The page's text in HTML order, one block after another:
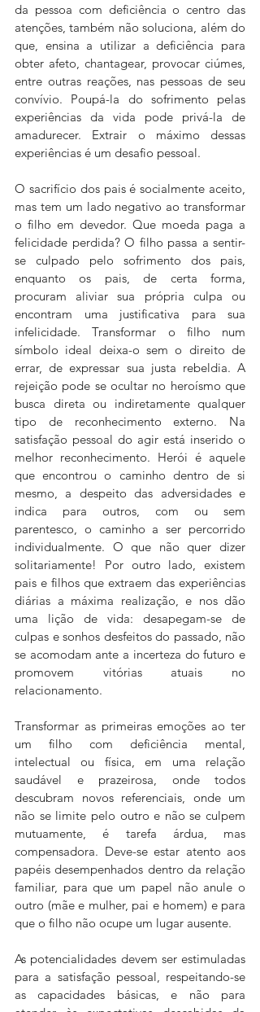
da pessoa com deficiência o centro das
atenções, também não soluciona, além do
que, ensina a utilizar a deficiência para
obter afeto, chantagear, provocar ciúmes,
entre outras reações, nas pessoas de seu
convívio. Poupá-la do sofrimento pelas
experiências da vida pode privá-la de
amadurecer. Extrair o máximo dessas
experiências é um desafio pessoal.
O sacrifício dos pais é socialmente aceito,
mas tem um lado negativo ao transformar
o filho em devedor. Que moeda paga a
felicidade perdida? O filho passa a sentir-
se culpado pelo sofrimento dos pais,
enquanto os pais, de certa forma,
procuram aliviar sua própria culpa ou
encontram uma justificativa para sua
infelicidade. Transformar o filho num
símbolo ideal deixa-o sem o direito de
errar, de expressar sua justa rebeldia. A
rejeição pode se ocultar no heroísmo que
busca direta ou indiretamente qualquer
tipo de reconhecimento externo. Na
satisfação pessoal do agir está inserido o
melhor reconhecimento. Herói é aquele
que encontrou o caminho dentro de si
mesmo, a despeito das adversidades e
indica para outros, com ou sem
parentesco, o caminho a ser percorrido
individualmente. O que não quer dizer
solitariamente! Por outro lado, existem
pais e filhos que extraem das experiências
diárias a máxima realização, e nos dão
uma lição de vida: desapegam-se de
culpas e sonhos desfeitos do passado, não
se acomodam ante a incerteza do futuro e
promovem vitórias atuais no
relacionamento.
Transformar as primeiras emoções ao ter
um filho com deficiência mental,
intelectual ou física, em uma relação
saudável e prazeirosa, onde todos
descubram novos referenciais, onde um
não se limite pelo outro e não se culpem
mutuamente, é tarefa árdua, mas
compensadora. Deve-se estar atento aos
papéis desempenhados dentro da relação
familiar, para que um papel não anule o
outro (mãe e mulher, pai e homem) e para
que o filho não ocupe um lugar ausente.
As potencialidades devem ser estimuladas
para a satisfação pessoal, respeitando-se
as capacidades básicas, e não para